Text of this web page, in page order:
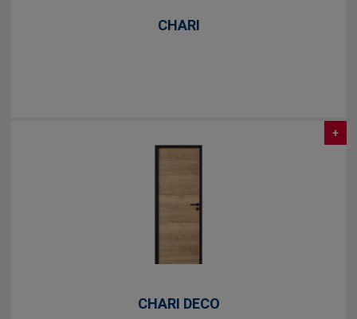
CHARI
+
CHARI DECO